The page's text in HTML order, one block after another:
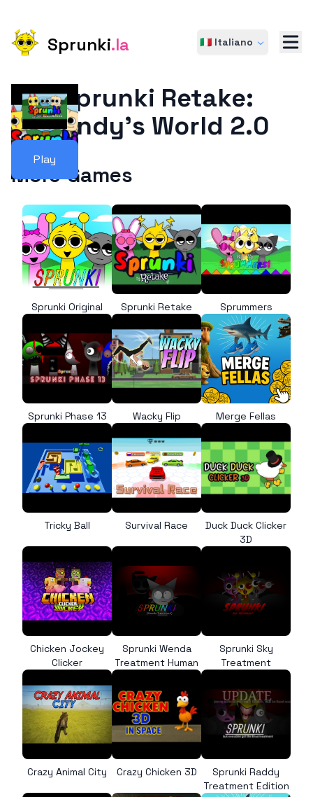
Sprunki.la 🇮🇹 Italiano
Play
Sprunki Retake:
Dandy’s World 2.0
More Games
Sprunki Original Sprunki Retake Sprummers
Sprunki Phase 13 Wacky Flip Merge Fellas
Tricky Ball Survival Race
Duck Duck Clicker
3D
Chicken Jockey
Clicker
Sprunki Wenda
Treatment Human
Sprunki Sky
Treatment
Crazy Animal City Crazy Chicken 3D
Sprunki Raddy
Treatment Edition